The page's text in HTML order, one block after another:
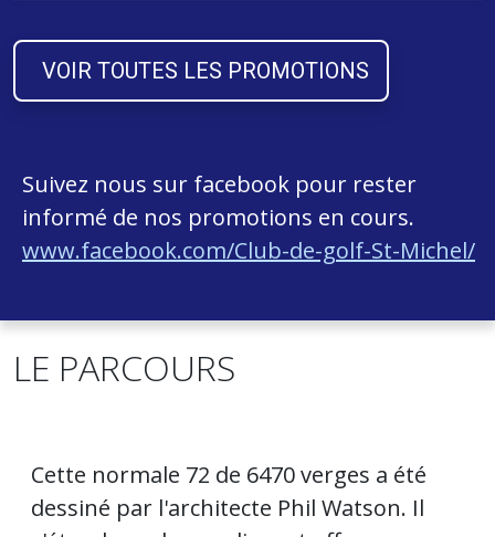
VOIR TOUTES LES PROMOTIONS
Suivez nous sur facebook pour rester
informé de nos promotions en cours.
www.facebook.com/Club-de-golf-St-Michel/
LE PARCOURS
Cette normale 72 de 6470 verges a été
dessiné par l'architecte Phil Watson. Il